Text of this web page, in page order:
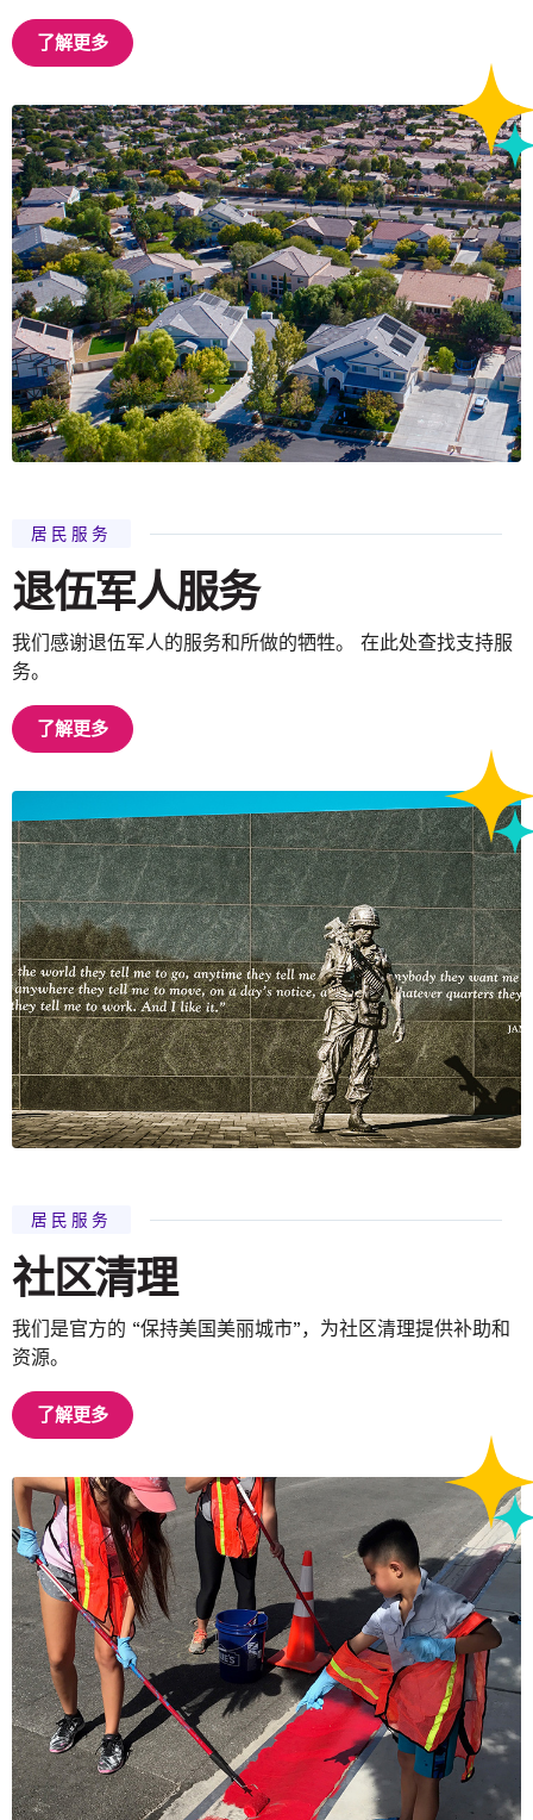
了解更多
居民服务
退伍军人服务
我们感谢退伍军人的服务和所做的牺牲。 在此处查找支持服
务。
了解更多
居民服务
社区清理
我们是官方的 “保持美国美丽城市”，为社区清理提供补助和
资源。
了解更多